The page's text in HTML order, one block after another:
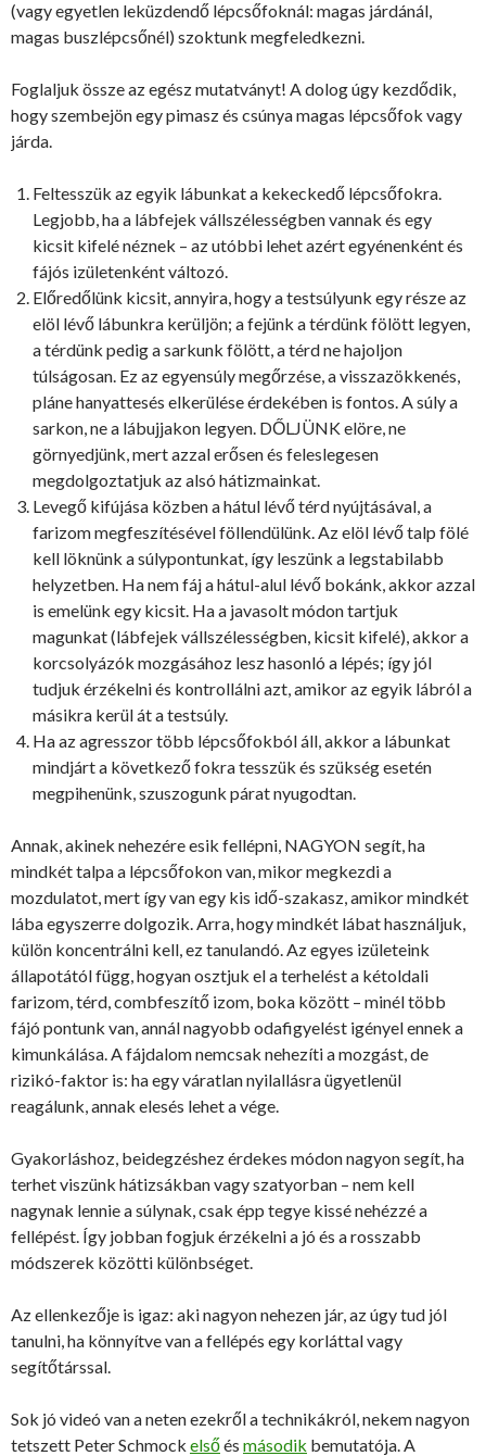
(vagy egyetlen leküzdendő lépcsőfoknál: magas járdánál,
magas buszlépcsőnél) szoktunk megfeledkezni.
Foglaljuk össze az egész mutatványt! A dolog úgy kezdődik,
hogy szembejön egy pimasz és csúnya magas lépcsőfok vagy
járda.
Feltesszük az egyik lábunkat a kekeckedő lépcsőfokra.
Legjobb, ha a lábfejek vállszélességben vannak és egy
kicsit kifelé néznek – az utóbbi lehet azért egyénenként és
fájós izületenként változó.
Előredőlünk kicsit, annyira, hogy a testsúlyunk egy része az
elöl lévő lábunkra kerüljön; a fejünk a térdünk fölött legyen,
a térdünk pedig a sarkunk fölött, a térd ne hajoljon
túlságosan. Ez az egyensúly megőrzése, a visszazökkenés,
pláne hanyattesés elkerülése érdekében is fontos. A súly a
sarkon, ne a lábujjakon legyen. DŐLJÜNK elöre, ne
görnyedjünk, mert azzal erősen és feleslegesen
megdolgoztatjuk az alsó hátizmainkat.
Levegő kifújása közben a hátul lévő térd nyújtásával, a
farizom megfeszítésével föllendülünk. Az elöl lévő talp fölé
kell löknünk a súlypontunkat, így leszünk a legstabilabb
helyzetben. Ha nem fáj a hátul-alul lévő bokánk, akkor azzal
is emelünk egy kicsit. Ha a javasolt módon tartjuk
magunkat (lábfejek vállszélességben, kicsit kifelé), akkor a
korcsolyázók mozgásához lesz hasonló a lépés; így jól
tudjuk érzékelni és kontrollálni azt, amikor az egyik lábról a
másikra kerül át a testsúly.
Ha az agresszor több lépcsőfokból áll, akkor a lábunkat
mindjárt a következő fokra tesszük és szükség esetén
megpihenünk, szuszogunk párat nyugodtan.
Annak, akinek nehezére esik fellépni, NAGYON segít, ha
mindkét talpa a lépcsőfokon van, mikor megkezdi a
mozdulatot, mert így van egy kis idő-szakasz, amikor mindkét
lába egyszerre dolgozik. Arra, hogy mindkét lábat használjuk,
külön koncentrálni kell, ez tanulandó. Az egyes izületeink
állapotától függ, hogyan osztjuk el a terhelést a kétoldali
farizom, térd, combfeszítő izom, boka között – minél több
fájó pontunk van, annál nagyobb odafigyelést igényel ennek a
kimunkálása. A fájdalom nemcsak nehezíti a mozgást, de
rizikó-faktor is: ha egy váratlan nyilallásra ügyetlenül
reagálunk, annak elesés lehet a vége.
Gyakorláshoz, beidegzéshez érdekes módon nagyon segít, ha
terhet viszünk hátizsákban vagy szatyorban – nem kell
nagynak lennie a súlynak, csak épp tegye kissé nehézzé a
fellépést. Így jobban fogjuk érzékelni a jó és a rosszabb
módszerek közötti különbséget.
Az ellenkezője is igaz: aki nagyon nehezen jár, az úgy tud jól
tanulni, ha könnyítve van a fellépés egy korláttal vagy
segítőtárssal.
Sok jó videó van a neten ezekről a technikákról, nekem nagyon
tetszett Peter Schmock elsőés második bemutatója. A